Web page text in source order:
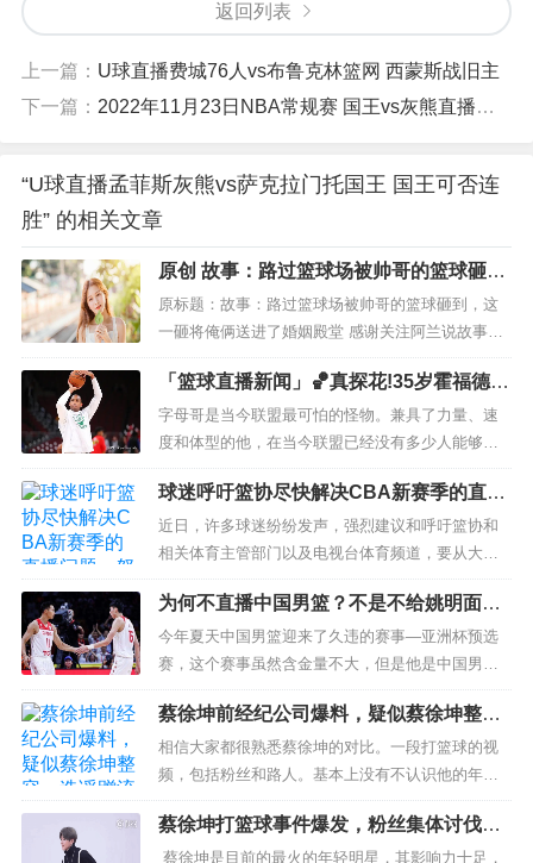
返回列表
上一篇： U球直播费城76人vs布鲁克林篮网 西蒙斯战旧主
下一篇： 2022年11月23日NBA常规赛 国王vs灰熊直播比赛前瞻分析
“U球直播孟菲斯灰熊vs萨克拉门托国王 国王可否连
胜” 的相关文章
原创 故事：路过篮球场被帅哥的篮球砸
到，这一砸将俺俩送进了婚姻殿堂
原标题：故事：路过篮球场被帅哥的篮球砸到，这
一砸将俺俩送进了婚姻殿堂 感谢关注阿兰说故事，
阿兰每天为大家分享精彩故事。下面我们来一起走
进今天的故事： 1 内陆的某座城市，温差有些大。
虽然已经是夏天了，但是傍晚的温度对于陶琳姜来
说还是有些低。她穿...
「篮球直播新闻」🏀真探花!35岁霍福德创
季后赛新高 末节16分完克字母
字母哥是当今联盟最可怕的怪物。兼具了力量、速
度和体型的他，在当今联盟已经没有多少人能够挡
得住。然而，在东部半决赛，字母哥却遇到了自己
的头号克星霍福德。 东部半决赛第4战，霍福德出战
41分35秒，14投11中，三分球7中5，狂砍30分8篮
板，正负值为全场最高的+20。在他的...
球迷呼吁篮协尽快解决CBA新赛季的直播
问题，怒批资本垄断的危害
近日，许多球迷纷纷发声，强烈建议和呼吁篮协和
相关体育主管部门以及电视台体育频道，要从大局
出发，顺应人民群众的新期待，在第二阶段的CBA
比赛中，一定要尽快解决CBA篮球赛事的电视直播
问题，千万不要让篮球市场被资本垄断而跑偏方向
甚至陷入泥潭。立体看体育，客观评篮球。大家
好，鲁...
为何不直播中国男篮？不是不给姚明面
子，主办方加价1000万是主因
今年夏天中国男篮迎来了久违的赛事—亚洲杯预选
赛，这个赛事虽然含金量不大，但是他是中国男篮
时隔2年后首次亮相国际赛场，而且如今新一届的中
国男篮焕然一新，男篮一哥也由原来的易建联变成
了如今的周琦，而主教练也由原来比较保守的李楠
换成了创新精神十足的杜锋。换了教练球队风格也
自然发生了转变，目前中国...
蔡徐坤前经纪公司爆料，疑似蔡徐坤整
容，造谣蹭流量还是实锤
相信大家都很熟悉蔡徐坤的对比。一段打篮球的视
频，包括粉丝和路人。基本上没有不认识他的年轻
人。他是一个响亮的交通明星。 除了总流量，蔡徐
坤的歌曲《情人》也很好，动人的旋律和他英俊的
外表吸引了大量的粉丝...
蔡徐坤打篮球事件爆发，粉丝集体讨伐B
站
蔡徐坤是目前的最火的年轻明星，其影响力十足，